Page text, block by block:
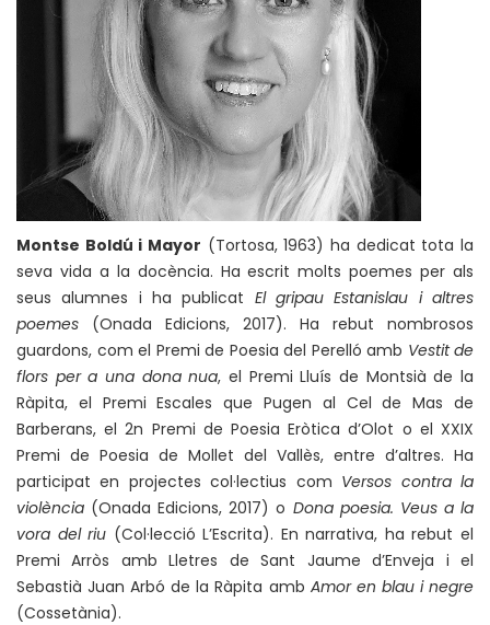
Montse Boldú i Mayor (Tortosa, 1963) ha dedicat tota la
seva vida a la docència. Ha escrit molts poemes per als
seus alumnes i ha publicat El gripau Estanislau i altres
poemes (Onada Edicions, 2017). Ha rebut nombrosos
guardons, com el Premi de Poesia del Perelló amb Vestit de
flors per a una dona nua, el Premi Lluís de Montsià de la
Ràpita, el Premi Escales que Pugen al Cel de Mas de
Barberans, el 2n Premi de Poesia Eròtica d’Olot o el XXIX
Premi de Poesia de Mollet del Vallès, entre d’altres. Ha
participat en projectes col·lectius com Versos contra la
violència (Onada Edicions, 2017) o Dona poesia. Veus a la
vora del riu (Col·lecció L’Escrita). En narrativa, ha rebut el
Premi Arròs amb Lletres de Sant Jaume d’Enveja i el
Sebastià Juan Arbó de la Ràpita amb Amor en blau i negre
(Cossetània).